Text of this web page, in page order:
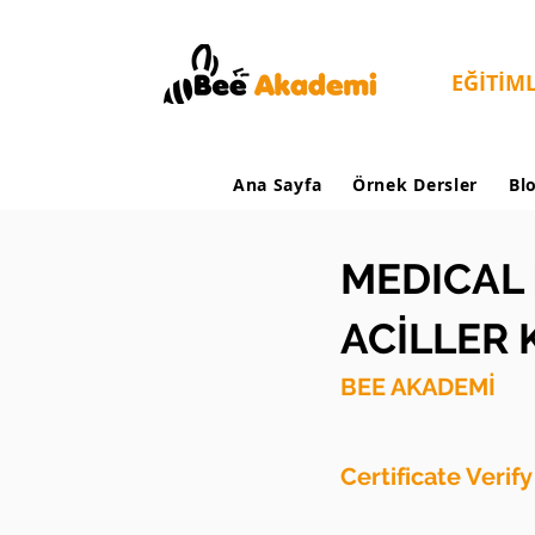
Ana Sayfa Örnek Dersler
MEDICAL
ACİLLER
BEE AKADEMİ
Certificate Verify